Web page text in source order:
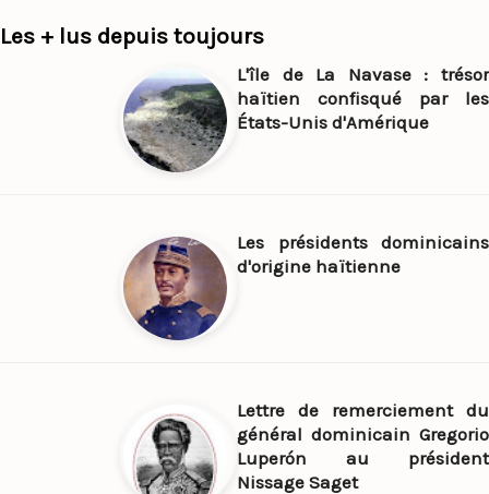
Les + lus depuis toujours
L'île de La Navase : trésor
haïtien confisqué par les
États-Unis d'Amérique
Les présidents dominicains
d'origine haïtienne
Lettre de remerciement du
général dominicain Gregorio
Luperón au président
Nissage Saget